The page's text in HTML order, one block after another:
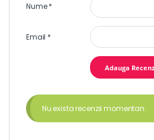
Nume*
Email *
Nu exista recenzii momentan.